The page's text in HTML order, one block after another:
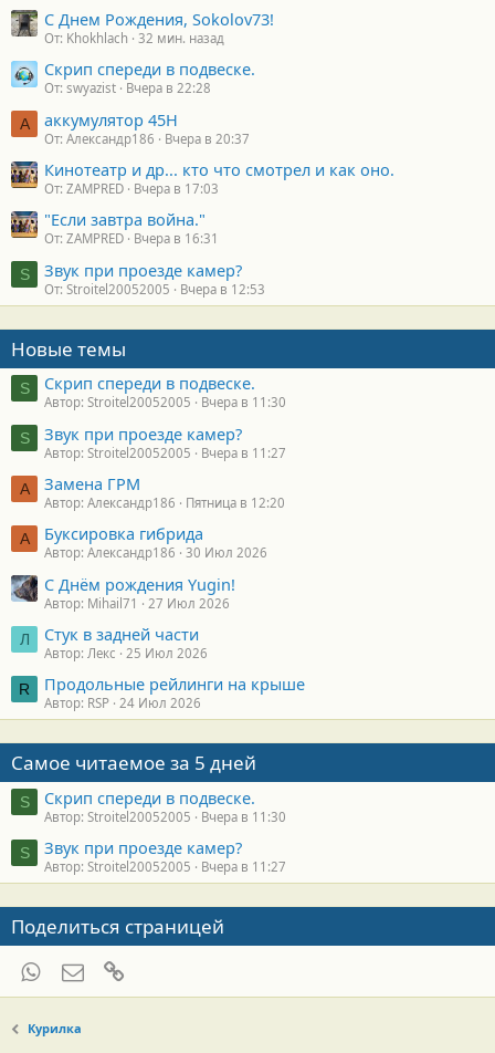
С Днем Рождения, Sokolov73!
От: Khokhlach 32 мин. назад
Скрип спереди в подвеске.
От: swyazist Вчера в 22:28
А аккумулятор 45H
От: Александр186 Вчера в 20:37
Кинотеатр и др... кто что смотрел и как оно.
От: ZAMPRED Вчера в 17:03
"Если завтра война."
От: ZAMPRED Вчера в 16:31
S Звук при проезде камер?
От: Stroitel20052005 Вчера в 12:53
Новые темы
S Скрип спереди в подвеске.
Автор: Stroitel20052005 Вчера в 11:30
S Звук при проезде камер?
Автор: Stroitel20052005 Вчера в 11:27
А Замена ГРМ
Автор: Александр186 Пятница в 12:20
А Буксировка гибрида
Автор: Александр186 30 Июл 2026
С Днём рождения Yugin!
Автор: Mihail71 27 Июл 2026
Л Стук в задней части
Автор: Лекс 25 Июл 2026
R Продольные рейлинги на крыше
Автор: RSP 24 Июл 2026
Самое читаемое за 5 дней
S Скрип спереди в подвеске.
Автор: Stroitel20052005 Вчера в 11:30
S Звук при проезде камер?
Автор: Stroitel20052005 Вчера в 11:27
Поделиться страницей
WhatsAppЭлектронная почта
Курилка